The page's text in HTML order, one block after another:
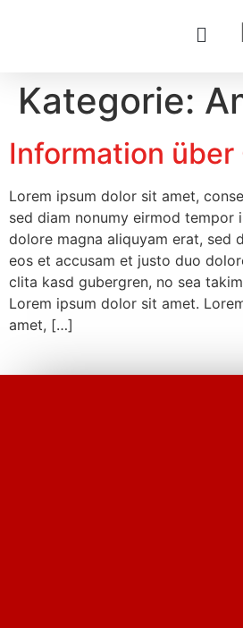
Kategorie:
Information über
Lorem ipsum dolor sit amet,
sed diam nonumy eirmod tempor
dolore magna aliquyam erat, sed
eos et accusam et justo duo
clita kasd gubergren, no sea
Lorem ipsum dolor sit amet.
amet, […]